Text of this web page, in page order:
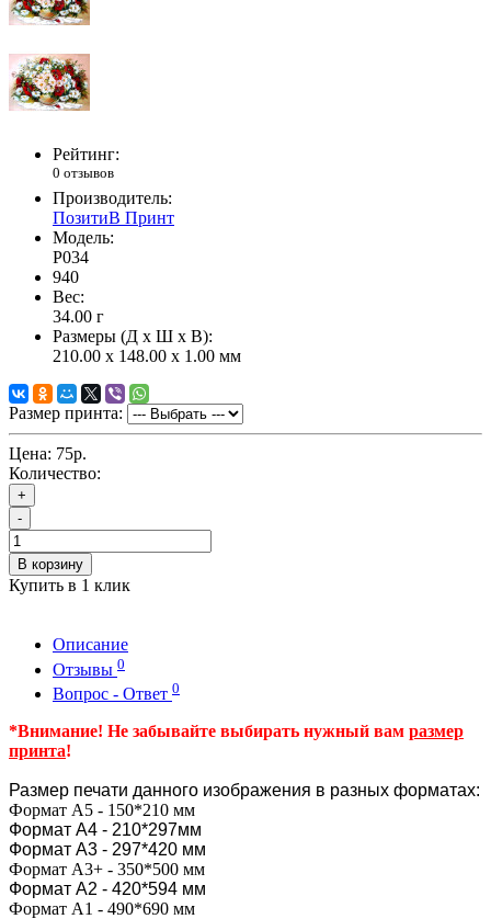
Рейтинг:
0 отзывов
Производитель:
ПозитиВ Принт
Модель:
P034
940
Вес:
34.00 г
Размеры (Д x Ш x В):
210.00 x 148.00 x 1.00 мм
Размер принта:
Цена: 75р.
Количество:
+
-
В корзину
Купить в 1 клик
Описание
Отзывы 0
Вопрос - Ответ 0
*Внимание! Не забывайте выбирать нужный вам размер
принта!
Размер печати данного изображения в разных форматах:
Формат А5 - 150*210 мм
Формат А4 - 210*297мм
Формат А3 - 297*420 мм
Формат А3+ - 350*500 мм
Формат А2 - 420*594 мм
Формат А1 - 490*690 мм